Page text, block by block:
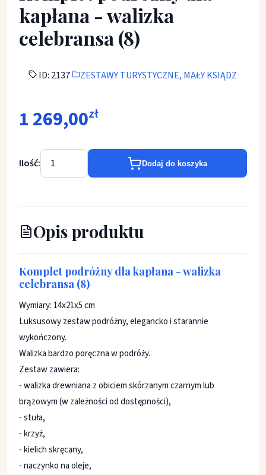
kapłana - walizka
celebransa (8)
ID: 2137 ZESTAWY TURYSTYCZNE, MAŁY KSIĄDZ
1 269,00zł
Ilość: Dodaj do koszyka
Opis produktu
Komplet podróżny dla kapłana - walizka
celebransa (8)
Wymiary: 14x21x5 cm
Luksusowy zestaw podróżny, elegancko i starannie
wykończony.
Walizka bardzo poręczna w podróży.
Zestaw zawiera:
- walizka drewniana z obiciem skórzanym czarnym lub
brązowym (w zależności od dostępności),
- stuła,
- krzyż,
- kielich skręcany,
- naczynko na oleje,